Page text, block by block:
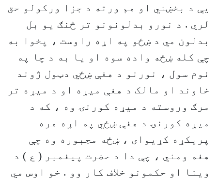
يې د بخښني او هم ورته د جزا ورکولو حق
لري . د نورو بدلونونو تر څنګ يو بل
بدلون مي د ښځو په اړه راوست ، پخوا به
چې کله ښځه واده سوه او يا به د چا په
نوم سول ، نورنو د هغې ښځي دټول ژوند
خاوند او مالک د هغې ميړه او د ميړه تر
مرګ وروسته د ميړه کورنۍ وه ، که د
ميړه کورنۍ د هغې ښځي په اړه هره
پريکړه کړيوای ، ښځه مجبوره وه چې
هغه ومني ، چې دا د حضرت پيغمبر ( ع ) د
وينا او حکمونو خلاف کار وو . خو اوس مي